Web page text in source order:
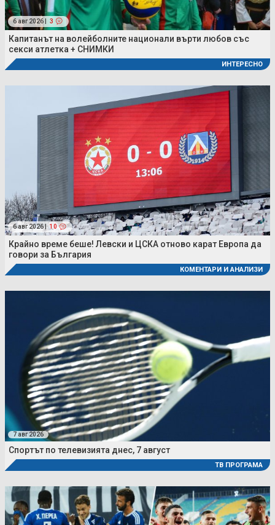
6 авг 2026 | 3
Капитанът на волейболните национали върти любов със
секси атлетка + СНИМКИ
ИНТЕРЕСНО
6 авг 2026 | 10
Крайно време беше! Левски и ЦСКА отново карат Европа да
говори за България
КОМЕНТАРИ И АНАЛИЗИ
7 авг 2026
Спортът по телевизията днес, 7 август
ТВ ПРОГРАМА